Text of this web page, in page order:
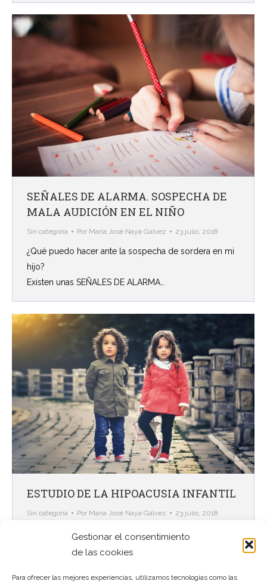
Gestionar el consentimiento
de las cookies
Para ofrecer las mejores experiencias, utilizamos tecnologías como las
SEÑALES DE ALARMA. SOSPECHA DE
MALA AUDICIÓN EN EL NIÑO
Sin categoría Por María José Naya Gálvez 23 julio, 2018
¿Qué puedo hacer ante la sospecha de sordera en mi
hijo?
Existen unas SEÑALES DE ALARMA…
ESTUDIO DE LA HIPOACUSIA INFANTIL
Sin categoría Por María José Naya Gálvez 23 julio, 2018
Ante la sospecha de hipoacusia en un niño hay que
investigarlo SIEMPRE. Las pruebas utilizadas van a
Hay técnicas que pueden utilizarse a cualquier edad y